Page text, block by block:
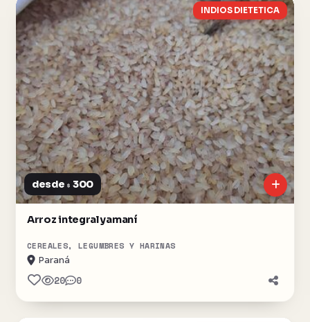
INDIOS DIETETICA
desde $ 300
Arroz integral yamaní
CEREALES, LEGUMBRES Y HARINAS
Paraná
20 0